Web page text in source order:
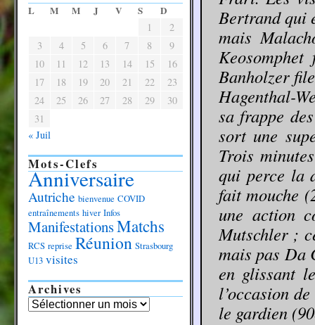
Bertrand qui
mais
Banholzer
Hagenthal-
sa frappe
sort une
Trois
qui perce la
fait mouche
une action
Mutschler ;
mais pas Da
en glissant
l’occasion
le gardien
L M M J V S D
1
2
3
4 5 6 7 8
9
10
11 12 13 14 15
16
17
18 19 20 21 22
23
24
25 26 27 28 29
30
31
« Juil
Mots-Clefs
Anniversaire
Autriche bienvenue COVID
entraînements hiver Infos
ManifestationsMatchs
RCS reprise Réunion Strasbourg
U13 visites
Archives